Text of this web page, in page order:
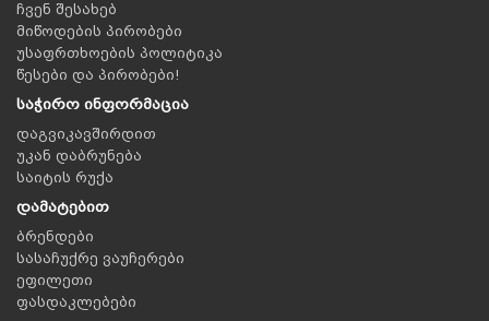
ჩვენ შესახებ
მიწოდების პირობები
უსაფრთხოების პოლიტიკა
წესები და პირობები!
საჭირო ინფორმაცია
დაგვიკავშირდით
უკან დაბრუნება
საიტის რუქა
დამატებით
ბრენდები
სასაჩუქრე ვაუჩერები
ეფილეთი
ფასდაკლებები